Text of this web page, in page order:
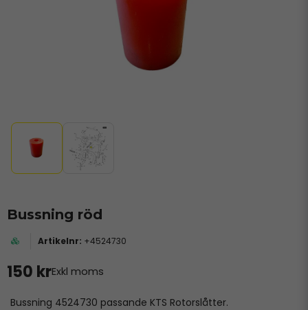
Bussning röd
+4524730
150 krExkl moms
Bussning 4524730 passande KTS Rotorslåtter.